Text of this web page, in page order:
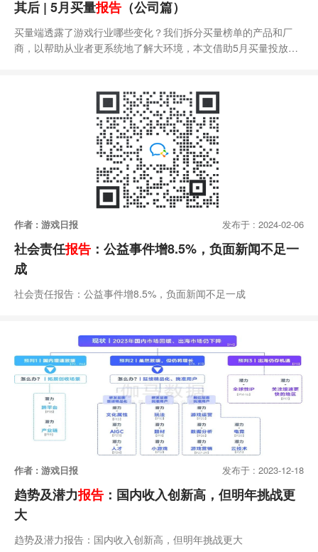
其后 | 5月买量报告 （公司篇）
买量端透露了游戏行业哪些变化？我们拆分买量榜单的产品和厂
商，以帮助从业者更系统地了解大环境，本文借助5月买量投放情
1000万。这些投放分散在开发商不同的主体账号下，综合平台上
的数据，我们整理出了TOP50买量厂商预估投放情况（仅供参
考），具体如下：资料来源 AppG
作者 : 游戏日报 发布于 : 2024-02-06
社会责任报告 ：公益事件增8.5%，负面新闻不足一
成
社会责任报告：公益事件增8.5%，负面新闻不足一成
作者 : 游戏日报 发布于 : 2023-12-18
趋势及潜力报告 ：国内收入创新高，但明年挑战更
大
趋势及潜力报告：国内收入创新高，但明年挑战更大